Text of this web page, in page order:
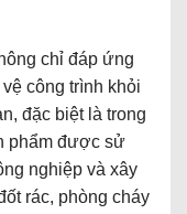
chỉ đáp ứng
công trình khỏi
đặc biệt là trong
phẩm được sử
nghiệp và xây
rác, phòng cháy